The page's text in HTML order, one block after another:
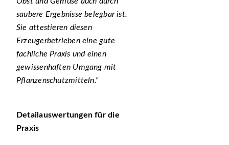
saubere Ergebnisse belegbar ist.
Sie attestieren diesen
Erzeugerbetrieben eine gute
fachliche Praxis und einen
gewissenhaften Umgang mit
Pflanzenschutzmitteln.
Detailauswertungen für die
Praxis